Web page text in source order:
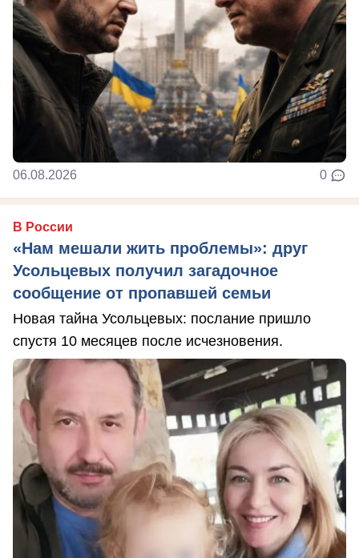
06.08.2026 0
В России
«Нам мешали жить проблемы»: друг
Усольцевых получил загадочное
сообщение от пропавшей семьи
Новая тайна Усольцевых: послание пришло
спустя 10 месяцев после исчезновения.